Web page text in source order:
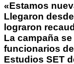
«Estamos
Llegaron
lograron
La campaña
funcionarios
Estudios SET